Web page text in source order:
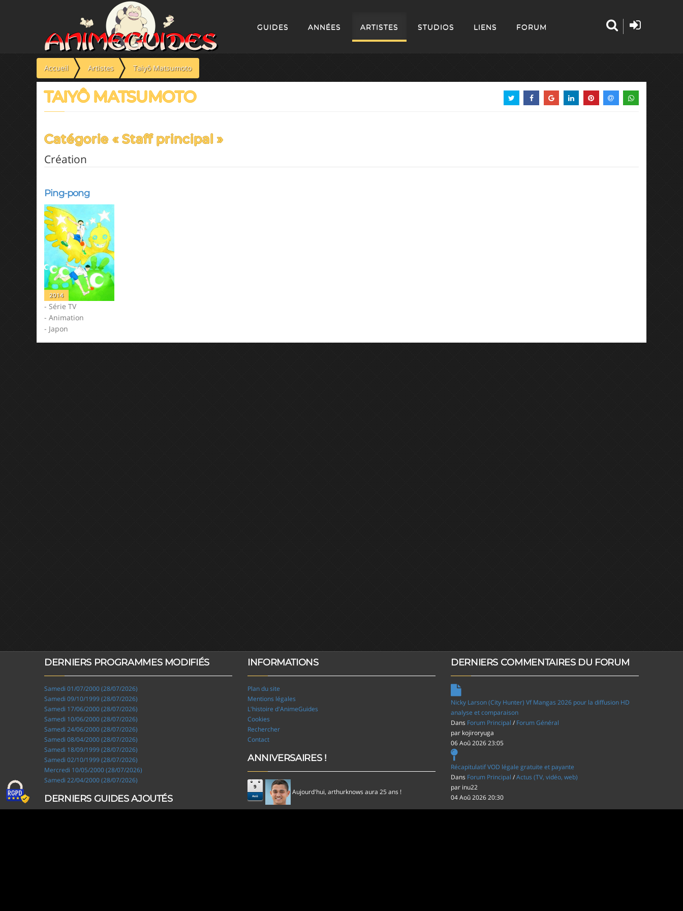
GUIDES ANNÉES ARTISTES STUDIOS LIENS FORUM
Accueil Artistes Taiyô Matsumoto
TAIYÔ MATSUMOTO
Catégorie « Staff principal »
Création
Ping-pong
2014
- Série TV
- Animation
- Japon
DERNIERS PROGRAMMES MODIFIÉS
Samedi 01/07/2000 (28/07/2026)
Samedi 09/10/1999 (28/07/2026)
Samedi 17/06/2000 (28/07/2026)
Samedi 10/06/2000 (28/07/2026)
Samedi 24/06/2000 (28/07/2026)
Samedi 08/04/2000 (28/07/2026)
Samedi 18/09/1999 (28/07/2026)
Samedi 02/10/1999 (28/07/2026)
Mercredi 10/05/2000 (28/07/2026)
Samedi 22/04/2000 (28/07/2026)
DERNIERS GUIDES AJOUTÉS
INFORMATIONS
Plan du site
Mentions légales
L'histoire d'AnimeGuides
Cookies
Rechercher
Contact
ANNIVERSAIRES !
9
Aoû
Aujourd'hui, arthurknows aura 25 ans !
DERNIERS COMMENTAIRES DU FORUM
Nicky Larson (City Hunter) Vf Mangas 2026 pour la diffusion HD
analyse et comparaison
Dans Forum Principal / Forum Général
par kojiroryuga
06 Aoû 2026 23:05
Récapitulatif VOD légale gratuite et payante
Dans Forum Principal /Actus (TV, vidéo, web)
par inu22
04 Aoû 2026 20:30